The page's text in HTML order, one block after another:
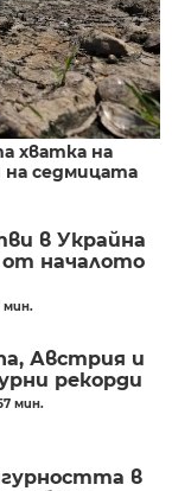
хватка на
на седмицата
в Украйна
от началото
мин.
Австрия и
рекорди
мин.
в